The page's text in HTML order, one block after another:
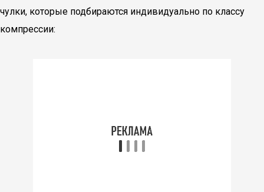
чулки, которые подбираются индивидуально по классу
компрессии: